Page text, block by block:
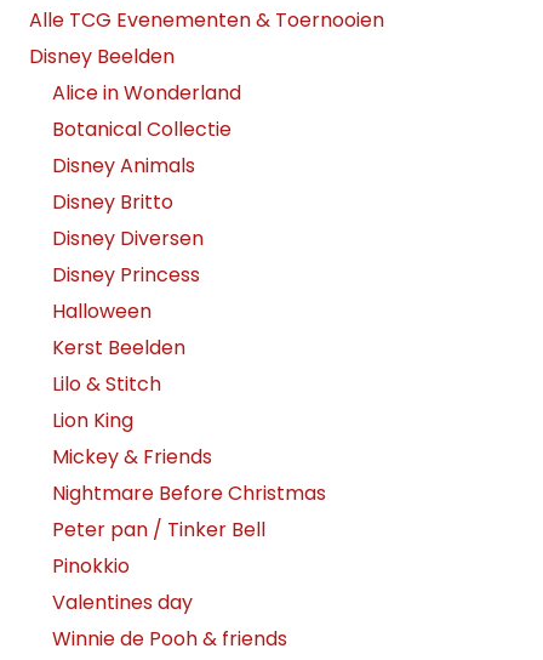
Alle TCG Evenementen & Toernooien
Disney Beelden
Alice in Wonderland
Botanical Collectie
Disney Animals
Disney Britto
Disney Diversen
Disney Princess
Halloween
Kerst Beelden
Lilo & Stitch
Lion King
Mickey & Friends
Nightmare Before Christmas
Peter pan / Tinker Bell
Pinokkio
Valentines day
Winnie de Pooh & friends